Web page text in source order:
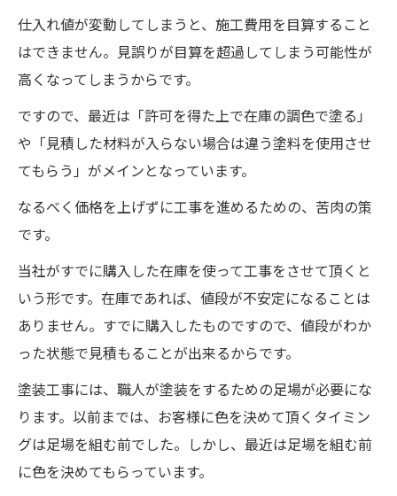
仕入れ値が変動してしまうと、施工費用を目算すること
はできません。見誤りが目算を超過してしまう可能性が
高くなってしまうからです。
ですので、最近は「許可を得た上で在庫の調色で塗る」
や「見積した材料が入らない場合は違う塗料を使用させ
てもらう」がメインとなっています。
なるべく価格を上げずに工事を進めるための、苦肉の策
です。
当社がすでに購入した在庫を使って工事をさせて頂くと
いう形です。在庫であれば、値段が不安定になることは
ありません。すでに購入したものですので、値段がわか
った状態で見積もることが出来るからです。
塗装工事には、職人が塗装をするための足場が必要にな
ります。以前までは、お客様に色を決めて頂くタイミン
グは足場を組む前でした。しかし、最近は足場を組む前
に色を決めてもらっています。